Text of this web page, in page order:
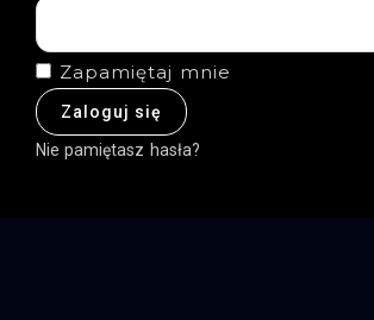
Zapamiętaj mnie
Zaloguj się
Nie pamiętasz hasła?